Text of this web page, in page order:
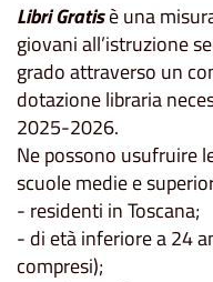
Libri Gratisè una
giovani all’istruzione
grado attraverso un
dotazione libraria
2025-2026.
Ne possono usufruire
scuole medie e
- residenti in Toscana;
- di età inferiore a 24
compresi);